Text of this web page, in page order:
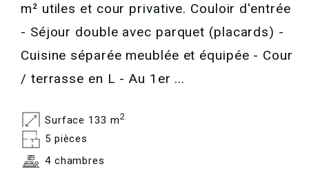
m² utiles et cour privative. Couloir d'entrée
- Séjour double avec parquet (placards) -
Cuisine séparée meublée et équipée - Cour
/ terrasse en L - Au 1er ...
Surface 133 m2
5 pièces
4 chambres